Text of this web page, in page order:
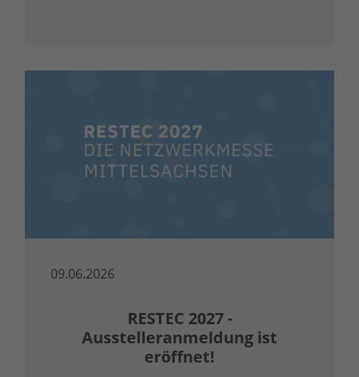
09.06.2026
RESTEC 2027 -
Ausstelleranmeldung ist
eröffnet!